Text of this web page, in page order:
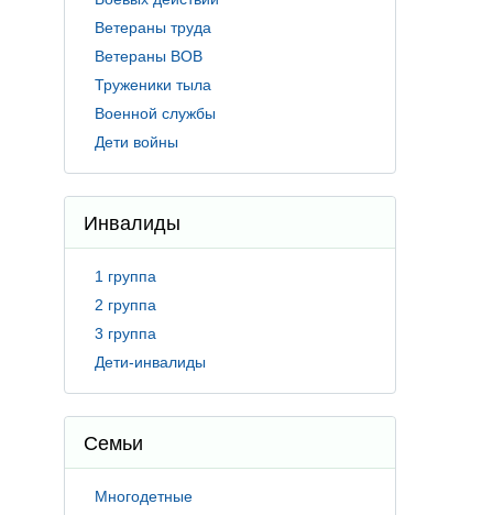
Ветераны труда
Ветераны ВОВ
Труженики тыла
Военной службы
Дети войны
Инвалиды
1 группа
2 группа
3 группа
Дети-инвалиды
Семьи
Многодетные